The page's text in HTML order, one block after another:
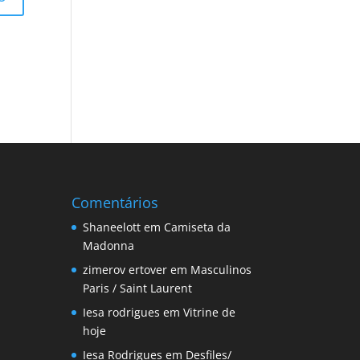
Comentários
Shaneelott em Camiseta da
Madonna
zimerov ertover em Masculinos
Paris / Saint Laurent
Iesa rodrigues emVitrine de
hoje
Iesa Rodrigues em Desfiles/